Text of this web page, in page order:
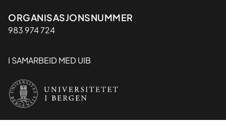
Organisasjon
ORGANISASJONSNUMMER
983 974 724
I SAMARBEID MED UIB